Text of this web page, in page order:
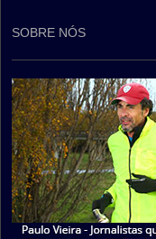
SOBRE NÓS